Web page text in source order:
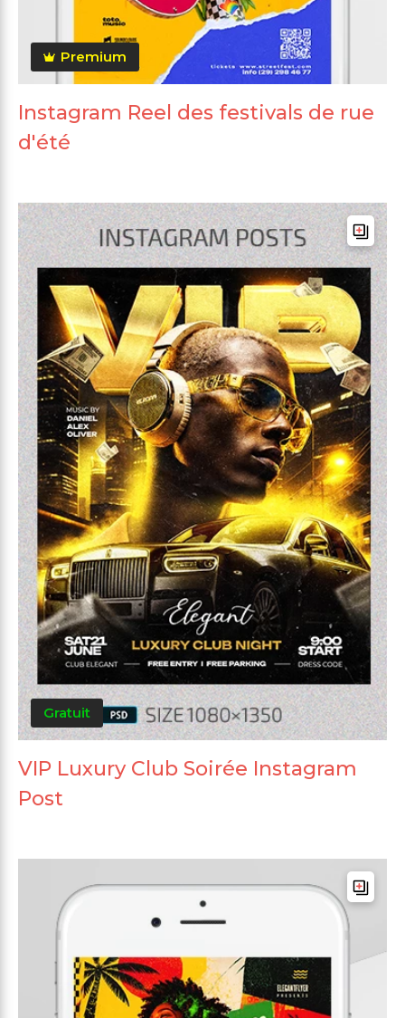
Premium
Instagram Reel des festivals de rue
d'été
Gratuit
VIP Luxury Club Soirée Instagram
Post